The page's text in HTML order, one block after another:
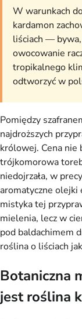
W warunkach
kardamon
liściach —
owocowanie
tropikalnego
odtworzyć w
Pomiędzy
najdroższych
królowej. Cena nie
trójkomorowa
niedojrzała, w
aromatyczne olejki
mistyka tej
mielenia, lecz w
pod baldachimem
roślina o liściach
Botaniczna
jest roślina